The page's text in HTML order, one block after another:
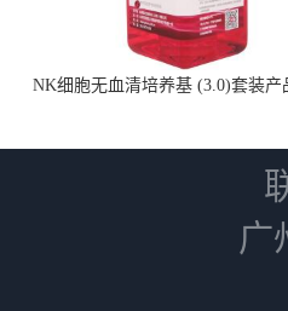
NK细胞无血清培养基 (3.0)套装产
广